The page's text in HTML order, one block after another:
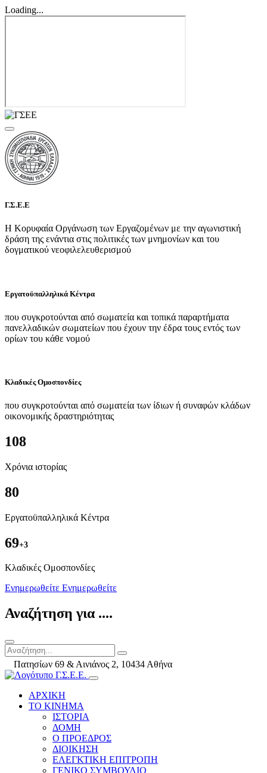
Loading...
Γ.Σ.Ε.Ε
Η Κορυφαία Οργάνωση των Εργαζομένων με την αγωνιστική
δράση της ενάντια στις πολιτικές των μνημονίων και του
δογματικού νεοφιλελευθερισμού
Εργατοϋπαλληλικά Κέντρα
που συγκροτούνται από σωματεία και τοπικά παραρτήματα
πανελλαδικών σωματείων που έχουν την έδρα τους εντός των
ορίων του κάθε νομού
Κλαδικές Ομοσπονδίες
που συγκροτούνται από σωματεία των ίδιων ή συναφών κλάδων
οικονομικής δραστηριότητας
108
Χρόνια ιστορίας
80
Εργατοϋπαλληλικά Κέντρα
69+3
Kλαδικές Ομοσπονδίες
Ενημερωθείτε Ενημερωθείτε
Αναζήτηση για ....
Πατησίων 69 & Αινιάνος 2, 10434 Αθήνα
ΑΡΧΙΚΗ
ΤΟ ΚΙΝΗΜΑ
ΙΣΤΟΡΙΑ
ΔΟΜΗ
Ο ΠΡΟΕΔΡΟΣ
ΔΙΟΙΚΗΣΗ
ΕΛΕΓΚΤΙΚΗ ΕΠΙΤΡΟΠΗ
ΓΕΝΙΚΟ ΣΥΜΒΟΥΛΙΟ